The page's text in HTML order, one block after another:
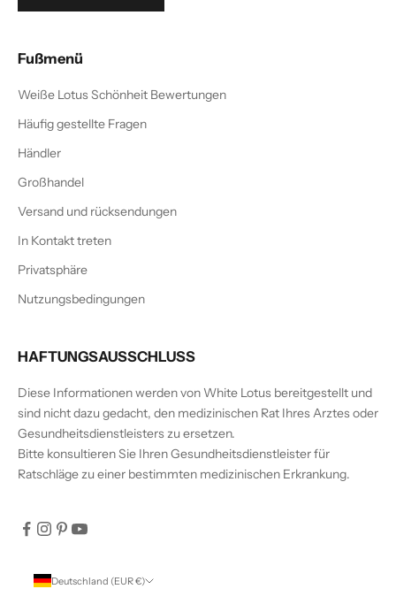
Fußmenü
Weiße Lotus Schönheit Bewertungen
Häufig gestellte Fragen
Händler
Großhandel
Versand und rücksendungen
In Kontakt treten
Privatsphäre
Nutzungsbedingungen
HAFTUNGSAUSSCHLUSS
Diese Informationen werden von White Lotus bereitgestellt und
sind nicht dazu gedacht, den medizinischen Rat Ihres Arztes oder
Gesundheitsdienstleisters zu ersetzen.
Bitte konsultieren Sie Ihren Gesundheitsdienstleister für
Ratschläge zu einer bestimmten medizinischen Erkrankung.
Deutschland (EUR €)